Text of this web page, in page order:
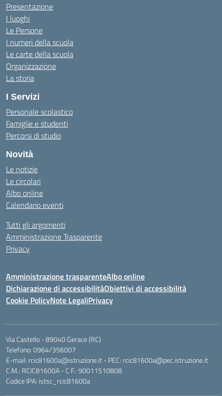
Presentazione
I luoghi
Le Persone
I numeri della scuola
Le carte della scuola
Organizzazione
La storia
I Servizi
Personale scolastico
Famiglie e studenti
Percorsi di studio
Novità
Le notizie
Le circolari
Albo online
Calendario eventi
Tutti gli argomenti
Amministrazione Trasparente
Privacy
Amministrazione trasparenteAlbo online
Dichiarazione di accessibilitàObiettivi di accessibilità
Cookie PolicyNote LegaliPrivacy
Via Castello - 89040 Gerace (RC)
Telefono: 0964/356007
E-mail: rcic81600a@istruzione.it - PEC: rcic81600a@pec.istruzione.it
C.M.: RCIC81600A - C.F.: 90011510808
Codice IPA: istsc_rcic81600a